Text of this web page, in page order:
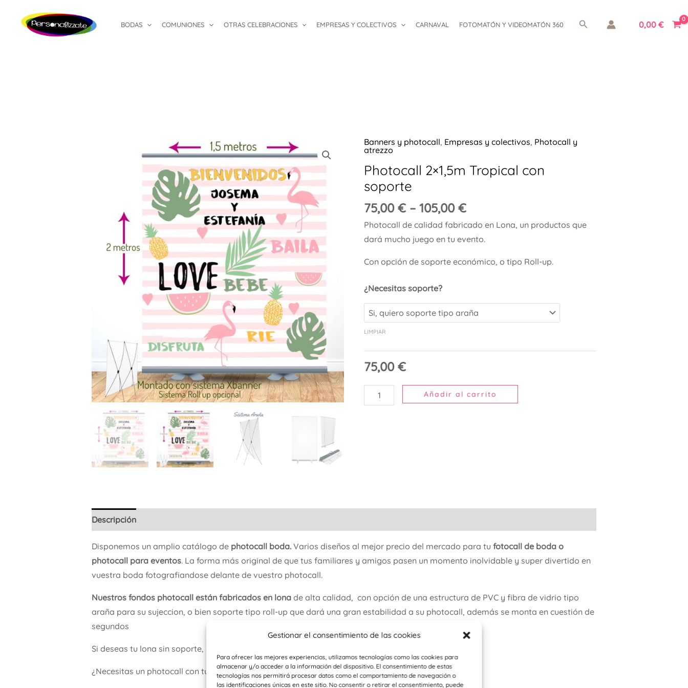
Gestionar el consentimiento de las cookies
Para ofrecer las mejores experiencias, utilizamos tecnologías como las cookies para
almacenar y/o acceder a la información del dispositivo. El consentimiento de estas
tecnologías nos permitirá procesar datos como el comportamiento de navegación o
las identificaciones únicas en este sitio. No consentir o retirar el consentimiento, puede
contenido
BODAS COMUNIONES OTRAS CELEBRACIONES EMPRESAS Y COLECTIVOS CARNAVAL FOTOMATÓN Y VIDEOMATÓN 360 Buscar 0,00 €
Banners y photocall, Empresas y colectivos, Photocall y
atrezzo
Photocall 2×1,5m Tropical con
soporte
75,00€ –105,00€
Photocall de calidad fabricado en Lona, un productos que
dará mucho juego en tu evento.
Con opción de soporte económico, o tipo Roll-up.
¿Necesitas soporte?
LIMPIAR
75,00€
Photocall
Tropical
con
soporte
cantidad
Añadir al carrito
Descripción
Disponemos un amplio catálogo de photocall boda.Varios diseños al mejor precio del mercado para tu fotocall de boda o
photocall para eventos. La forma más original de que tus familiares y amigos pasen un momento inolvidable y super divertido en
vuestra boda fotografiandose delante de vuestro photocall.
Nuestros fondos photocall están fabricados en lona de alta calidad, con opción de una estructura de PVC y fibra de vidrio tipo
araña para su sujeccion, o bien soporte tipo roll-up que dará una gran estabilidad a su photocall, además se monta en cuestión de
segundos
Si deseas tu lona sin soporte, se entregará con ollados (ojales) hechos para poder colgar facilmente.
¿Necesitas un photocall con tu propio diseño? escríbenos, estaremos encantados de fabricártelo.